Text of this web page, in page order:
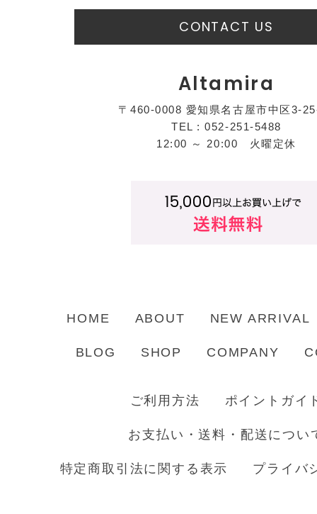
CONTACT US
Altamira
〒460-0008 愛知県名古屋市中区3-
TEL : 052-251-5488
12:00 ～ 20:00 火曜定休
HOME ABOUT NEW ARRIVAL
BLOG SHOP COMPANY
ご利用方法 ポイントガイ
お支払い・送料・配送につい
特定商取引法に関する表示 プライバ